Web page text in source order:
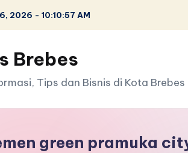
2026 - 10:10:57 AM
Brebes
Tips dan Bisnis di Kota Brebes
green pramuka